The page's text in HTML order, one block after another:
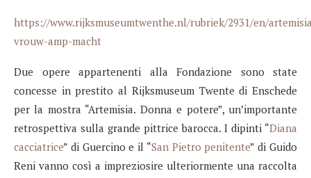
https://www.rijksmuseumtwenthe.nl/rubriek/2931/en/
vrouw-amp-macht
Due opere appartenenti alla Fondazione sono state
concesse in prestito al Rijksmuseum Twente di Enschede
per la mostra “Artemisia. Donna e potere”, un’importante
retrospettiva sulla grande pittrice barocca. I dipinti “Diana
cacciatrice” di Guercino e il “San Pietro penitente” di Guido
Reni vanno così a impreziosire ulteriormente una raccolta